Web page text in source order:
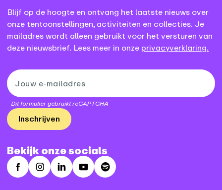
Blijf op de hoogte en ontvang het laatste nieuws over
onze tentoonstellingen, activiteiten en collecties. Je
mailadres wordt alleen gebruikt voor het versturen van
deze nieuwsbrief. Lees meer in onze privacyverklaring.
Dit formulier gebruikt reCAPTCHA
Inschrijven
Bekijk onze socials
FacebookInstagram
LinkedInYoutubeSpotify